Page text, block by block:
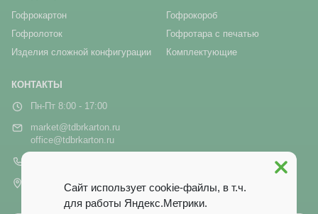
Гофрокартон
Гофрокороб
Гофролоток
Гофротара с печатью
Изделия сложной конфигурации
Комплектующие
КОНТАКТЫ
Пн-Пт 8:00 - 17:00
market@tdbrkarton.ru
office@tdbrkarton.ru
г. Брянск, рп Белые Берега,
ул. Белобережская, 1А
Сайт использует cookie-файлы, в т.ч.
для работы Яндекс.Метрики.